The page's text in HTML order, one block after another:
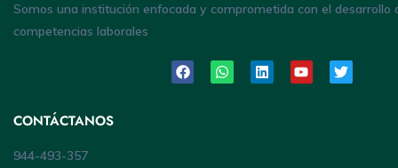
Somos una institución enfocada y comprometida con el desarrollo
competencias laborales
CONTÁCTANOS
944-493-357